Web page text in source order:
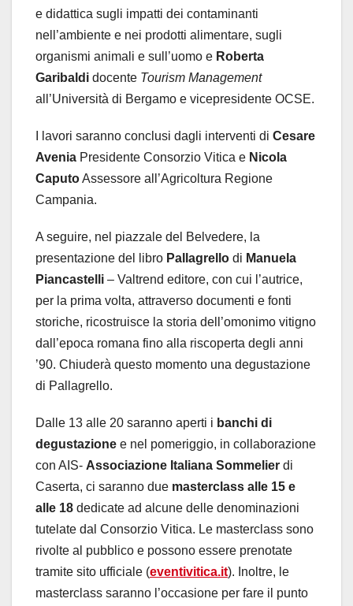
e didattica sugli impatti dei contaminanti
nell’ambiente e nei prodotti alimentare, sugli
organismi animali e sull’uomo e Roberta
Garibaldi docente Tourism Management
all’Università di Bergamo e vicepresidente OCSE.
I lavori saranno conclusi dagli interventi di Cesare
Avenia Presidente Consorzio Vitica e Nicola
CaputoAssessore all’Agricoltura Regione
Campania.
A seguire, nel piazzale del Belvedere, la
presentazione del libro Pallagrello di Manuela
Piancastelli – Valtrend editore, con cui l’autrice,
per la prima volta, attraverso documenti e fonti
storiche, ricostruisce la storia dell’omonimo vitigno
dall’epoca romana fino alla riscoperta degli anni
’90. Chiuderà questo momento una degustazione
di Pallagrello.
Dalle 13 alle 20 saranno aperti i banchi di
degustazione e nel pomeriggio, in collaborazione
con AIS- Associazione Italiana Sommelier di
Caserta, ci saranno due masterclass alle 15 e
alle 18 dedicate ad alcune delle denominazioni
tutelate dal Consorzio Vitica. Le masterclass sono
rivolte al pubblico e possono essere prenotate
tramite sito ufficiale (eventivitica.it). Inoltre, le
masterclass saranno l’occasione per fare il punto